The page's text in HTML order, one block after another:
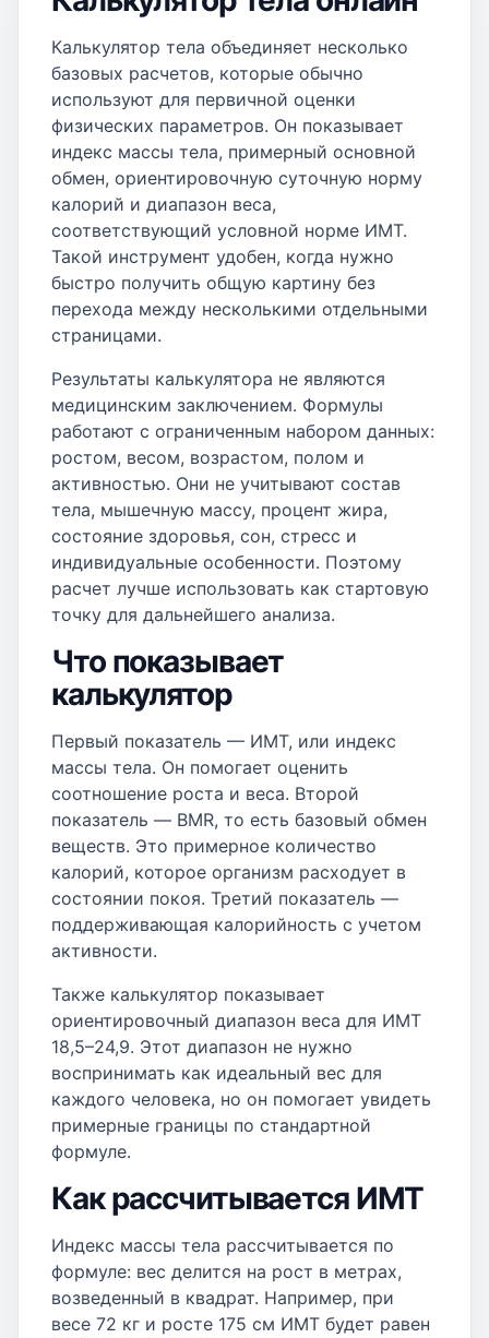
Калькулятор тела объединяет несколько
базовых расчетов, которые обычно
используют для первичной оценки
физических параметров. Он показывает
индекс массы тела, примерный основной
обмен, ориентировочную суточную норму
калорий и диапазон веса,
соответствующий условной норме ИМТ.
Такой инструмент удобен, когда нужно
быстро получить общую картину без
перехода между несколькими отдельными
страницами.
Результаты калькулятора не являются
медицинским заключением. Формулы
работают с ограниченным набором данных:
ростом, весом, возрастом, полом и
активностью. Они не учитывают состав
тела, мышечную массу, процент жира,
состояние здоровья, сон, стресс и
индивидуальные особенности. Поэтому
расчет лучше использовать как стартовую
точку для дальнейшего анализа.
Что показывает
калькулятор
Первый показатель — ИМТ, или индекс
массы тела. Он помогает оценить
соотношение роста и веса. Второй
показатель — BMR, то есть базовый обмен
веществ. Это примерное количество
калорий, которое организм расходует в
состоянии покоя. Третий показатель —
поддерживающая калорийность с учетом
активности.
Также калькулятор показывает
ориентировочный диапазон веса для ИМТ
18,5–24,9. Этот диапазон не нужно
воспринимать как идеальный вес для
каждого человека, но он помогает увидеть
примерные границы по стандартной
формуле.
Как рассчитывается ИМТ
Индекс массы тела рассчитывается по
формуле: вес делится на рост в метрах,
возведенный в квадрат. Например, при
весе 72 кг и росте 175 см ИМТ будет равен